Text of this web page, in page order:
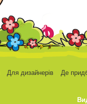
Для дизайнерів Де